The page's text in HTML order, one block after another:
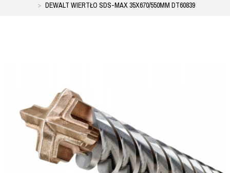
DEWALT WIERTŁO SDS-MAX 35X670/550MM DT60839